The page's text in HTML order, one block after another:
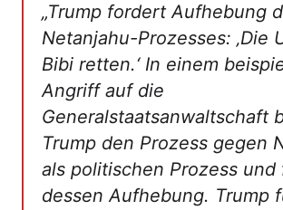
„Trump fordert Aufhebung
Netanjahu-Prozesses: ‚Die
Bibi retten.‘ In einem
Angriff auf die
Generalstaatsanwaltschaft
Trump den Prozess gegen
als politischen Prozess und
dessen Aufhebung. Trump